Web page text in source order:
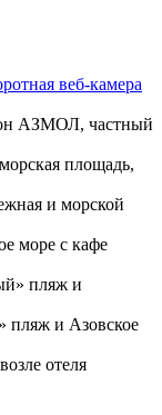
веб-камера
АЗМОЛ, частный
площадь,
и морской
море с кафе
пляж и
пляж и Азовское
отеля